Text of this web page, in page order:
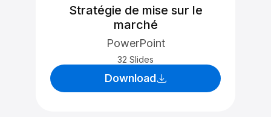
Stratégie de mise sur le
marché
PowerPoint
32 Slides
Download